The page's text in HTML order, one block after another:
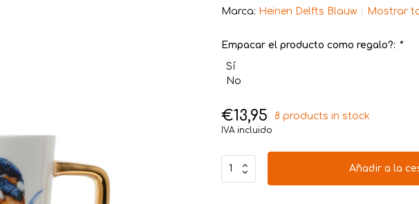
Marca: Heinen Delfts Blauw Mostrar
Empacar el producto como regalo?: *
Sí
No
€13,95 8 products in stock
IVA incluido
Añadir a la